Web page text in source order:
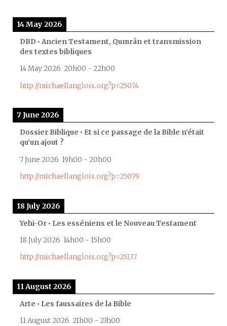
14 May 2026
DBD • Ancien Testament, Qumrân et transmission
des textes bibliques
14 May 2026 20h00 - 22h00
http://michaellanglois.org?p=25074
7 June 2026
Dossier Biblique • Et si ce passage de la Bible n’était
qu’un ajout ?
7 June 2026 19h00 - 20h00
http://michaellanglois.org?p=25079
18 July 2026
Yehi-Or • Les esséniens et le Nouveau Testament
18 July 2026 14h00 - 15h00
http://michaellanglois.org?p=25137
11 August 2026
Arte • Les faussaires de la Bible
11 August 2026 21h00 - 23h00